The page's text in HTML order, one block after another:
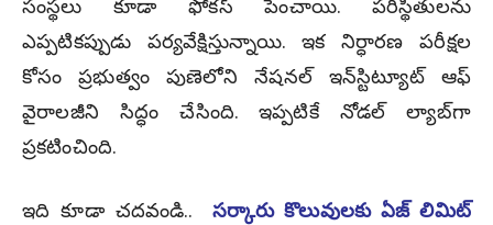
సంస్థలు కూడా ఫోక‌స్ పెంచాయి. పరిస్థితులను
ఎప్పటికప్పుడు పర్యవేక్షిస్తున్నాయి. ఇక నిర్ధారణ పరీక్షల
కోసం ప్రభుత్వం పుణెలోని నేషనల్ ఇన్‌స్టిట్యూట్ ఆఫ్
వైరాలజీని సిద్ధం చేసింది. ఇప్ప‌టికే నోడల్ ల్యాబ్‌గా
ప్రకటించింది.
ఇది కూడా చ‌ద‌వండి..
సర్కారు కొలువులకు ఏజ్ లిమిట్